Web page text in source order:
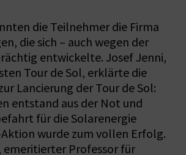
die Teilnehmer die Firma
die sich – auch wegen der
entwickelte. Josef Jenni,
Tour de Sol, erklärte die
Lancierung der Tour de Sol:
entstand aus der Not und
für die Solarenergie
Aktion wurde zum vollen Erfolg.
emeritierter Professor für